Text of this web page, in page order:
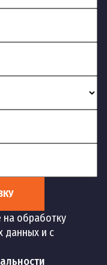
обработку
данных и с